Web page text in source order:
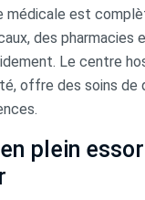
médicale est
des pharmacies
Le centre
offre des soins de
plein